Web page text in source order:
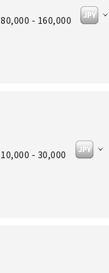
80,000 - 160,000
10,000 - 30,000